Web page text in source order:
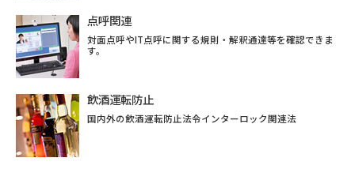
点呼関連
対面点呼やIT点呼に関する規則・解釈通達等を確認できま
す。
飲酒運転防止
国内外の飲酒運転防止法令インターロック関連法